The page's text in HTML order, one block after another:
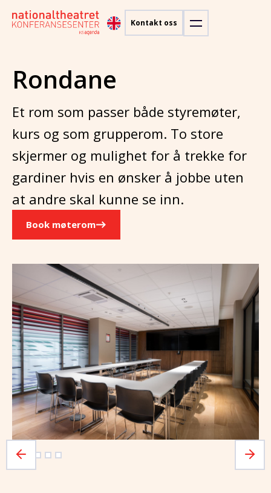
Kontakt oss
Rondane
Et rom som passer både styremøter,
kurs og som grupperom. To store
skjermer og mulighet for å trekke for
gardiner hvis en ønsker å jobbe uten
at andre skal kunne se inn.
Book møterom